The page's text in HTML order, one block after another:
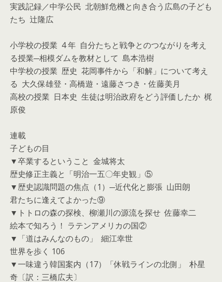
実践記録／中学公民 北朝鮮危機と向き合う広島の子ども
たち 辻隆広
小学校の授業 4 年 自分たちと戦争とのつながりを考え
る授業─相模ダムを教材として 島本浩樹
中学校の授業 歴史 花岡事件から「和解」について考え
る 大久保雄登・高橋遊・遠藤さつき・佐藤美月
高校の授業 日本史 生徒は明治政府をどう評価したか 梶
原俊
連載
子どもの目
▼卒業するということ 金城将太
歴史修正主義と「明治一五〇年史観」⑤
▼歴史認識問題の焦点（1）─近代化と膨張 山田朗
君たちに逢えてよかった⑨
▼トトロの森の探検、柳瀬川の源流を探せ 佐藤幸二
絵本で知ろう！ ラテンアメリカの国②
▼「道はみんなのもの」 細江幸世
世界を歩く 106
▼一味違う韓国案内（17）「休戦ラインの北側」 朴星
奇〔訳：三橋広夫〕